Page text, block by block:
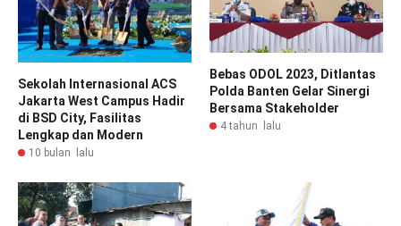
Sekolah Internasional ACS
Jakarta West Campus Hadir
di BSD City, Fasilitas
Lengkap dan Modern
10 bulan lalu
Bebas ODOL 2023, Ditlantas
Polda Banten Gelar Sinergi
Bersama Stakeholder
4 tahun lalu